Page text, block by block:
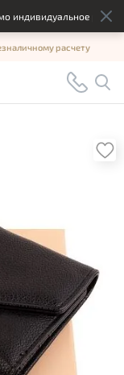
расчету